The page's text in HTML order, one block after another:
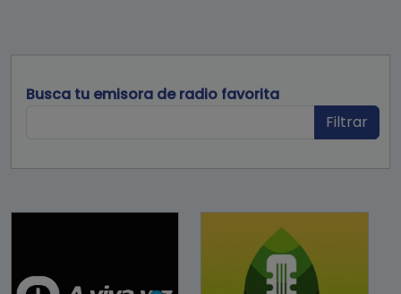
Busca tu emisora de radio favorita
Filtrar